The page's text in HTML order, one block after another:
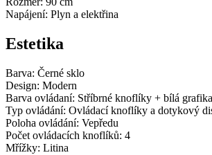
Napájení: Plyn a elektřina
Estetika
Barva: Černé sklo
Design: Modern
Barva ovládaní: Stříbrné knoflíky + bílá grafika
Typ ovládání: Ovládací knoflíky a dotykový
Poloha ovládání: Vepředu
Počet ovládacích knoflíků: 4
Mřížky: Litina